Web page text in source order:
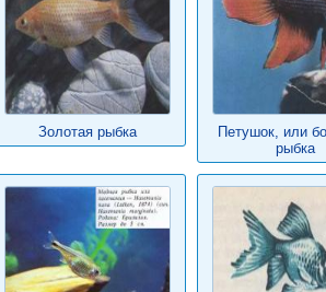
Золотая рыбка
Петушок, или
рыбка